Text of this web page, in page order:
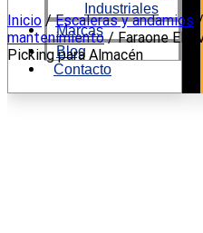
Industriales
Marcas
Blog
Contacto
Ir
al
contenido
Inicio /Escaleras y andamios /
mantenimiento/ Faraone
Picking para Almacén